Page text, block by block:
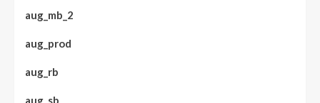
aug_mb_2
aug_prod
aug_rb
aug_sb